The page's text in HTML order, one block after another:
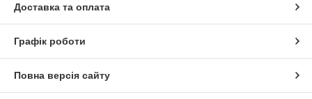
Доставка та оплата
Графік роботи
Повна версія сайту